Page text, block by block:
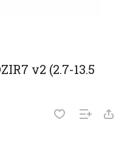
v2 (2.7-13.5